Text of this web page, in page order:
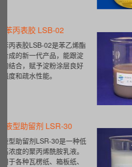
橡胶隔离剂
本产品是一种通过特定工艺制成的
水性硬脂酸盐，适用于橡胶塑料产
品作为抗粘剂、隔离剂、脱模剂、
防粘剂使用。
聚季铵盐系列（PQ-10）
产品为阳离子聚合物，易溶于水，
在PH值很宽的范围内保持很好的稳
定性。